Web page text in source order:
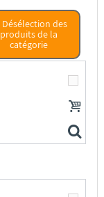
Désélection des
produits de la
catégorie